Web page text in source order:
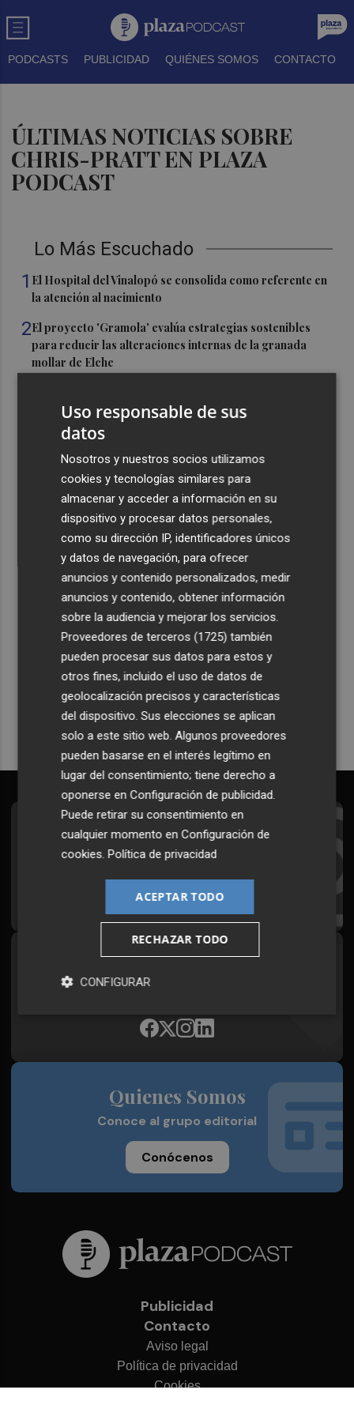
PODCASTS PUBLICIDAD QUIÉNES SOMOS CONTACTO
ÚLTIMAS NOTICIAS SOBRE
CHRIS-PRATT EN PLAZA
PODCAST
Lo Más Escuchado
1 El Hospital del Vinalopó se consolida como referente en
la atención al nacimiento
2El proyecto 'Gramola' evalúa estrategias sostenibles
para reducir las alteraciones internas de la granada
mollar de Elche
festival Epicentro de Mula
UPCT Makers culmina con éxito un catamarán para
monitorizar el Mar Menor y ya prepara un dron
submarino autónomo
Una batea clochinera se hunde y otra sufre daños en un
incidente con un buque en el puerto de Valencia
Recibe toda la actualidad de
Plaza Podcast en tu correo
Quiero suscribirme
Suscríbete al Boletín
Todos los días a primera hora en tu email
¡Quiero suscribirme!
Síguenos en redes
Plaza Podcast, desde cualquier medio
Quienes Somos
Conoce al grupo editorial
Conócenos
Publicidad
Contacto
Aviso legal
Política de privacidad
Cookies
Uso responsable de sus
datos
Nosotros y nuestros socios utilizamos
cookies y tecnologías similares para
almacenar y acceder a información en su
dispositivo y procesar datos personales,
como su dirección IP, identificadores únicos
y datos de navegación, para ofrecer
anuncios y contenido personalizados, medir
anuncios y contenido, obtener información
sobre la audiencia y mejorar los servicios.
Proveedores de terceros (1725) también
pueden procesar sus datos para estos y
otros fines, incluido el uso de datos de
geolocalización precisos y características
del dispositivo. Sus elecciones se aplican
solo a este sitio web. Algunos proveedores
pueden basarse en el interés legítimo en
lugar del consentimiento; tiene derecho a
oponerse enConfiguración de publicidad.
Puede retirar su consentimiento en
cualquier momento enConfiguración de
cookies.Política de privacidad
ACEPTAR TODO
RECHAZAR TODO
CONFIGURAR